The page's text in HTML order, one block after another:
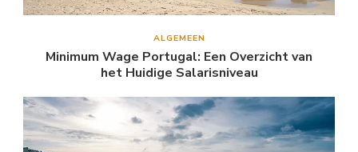
ALGEMEEN
Minimum Wage Portugal: Een Overzicht van
het Huidige Salarisniveau